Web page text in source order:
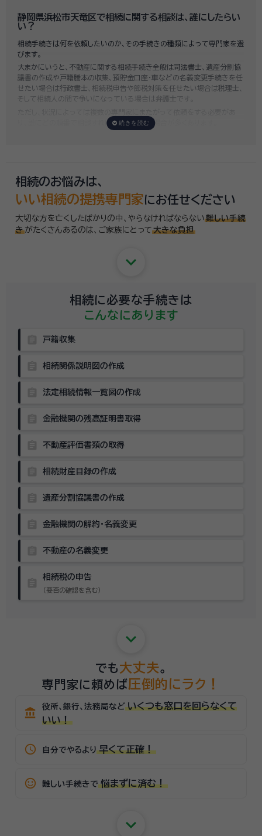
せると100万円近くかそれ以上費用がかかってしまう場合もあるなど、非
常に高額になります。
もりをお出ししております。予算に合わせてご自身で対応できないものの
み依頼することも可能ですので、まずはお気軽にご相談ください。
静岡県浜松市天竜区で相続に関する相談は、誰にしたらい
い？
相続手続きは何を依頼したいのか、その手続きの種類によって専門家を選
びます。
大まかにいうと、不動産に関する相続手続き全般は司法書士 、遺産分割協
議書の作成や戸籍謄本の収集、預貯金口座・車などの名義変更手続きを任
せたい場合は行政書士 、相続税申告や節税対策を任せたい場合は税理士
そして相続人の間で争いになっている場合は弁護士 です。
り、誰にどの順番で相談すればいいのか迷う場合が多くあります。
相続のお悩みは、
いい相続の提携専門家にお任せください
大切な方を亡くしたばかりの中、やらなければならない 難しい手続
き がたくさんあるのは、 ご家族にとって 大きな負担
keyboard_arrow_down
相続に必要な手続きは
こんなにあります
戸籍収集
相続関係説明図の作成
法定相続情報一覧図の作成
金融機関の残高証明書取得
不動産評価書類の取得
相続財産目録の作成
遺産分割協議書の作成
金融機関の解約・名義変更
不動産の名義変更
相続税の申告
（要否の確認を含む）
keyboard_arrow_down
でも 大丈夫。
専門家に頼めば圧倒的にラク！
account_balance 役所、銀行、法務局など いくつも窓口を回らなくて
いい！
schedule 自分でやるより 早くて正確！
sentiment_satisfied_alt 難しい手続きで 悩まずに済む！
keyboard_arrow_down